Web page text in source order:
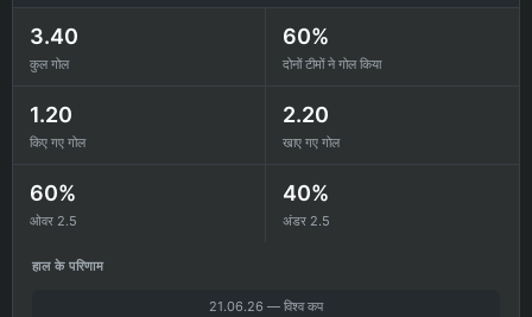
3.40
कुल गोल
60%
दोनों टीमों ने गोल किया
1.20
किए गए गोल
2.20
खाए गए गोल
60%
ओवर 2.5
40%
अंडर 2.5
हाल के परिणाम
21.06.26 — विश्व कप